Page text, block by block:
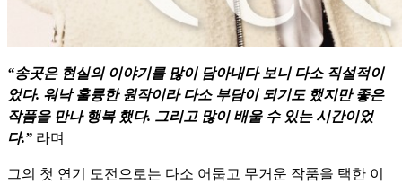
“송곳은 현실의 이야기를 많이 담아내다 보니 다소 직설적이
었다. 워낙 훌륭한 원작이라 다소 부담이 되기도 했지만 좋은
작품을 만나 행복 했다. 그리고 많이 배울 수 있는 시간이었
다.” 라며
그의 첫 연기 도전으로는 다소 어둡고 무거운 작품을 택한 이